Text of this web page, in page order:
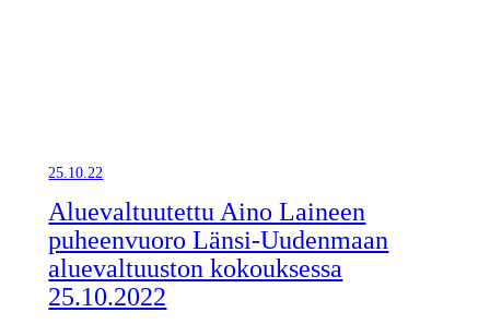
25.10.22
Aluevaltuutettu Aino Laineen
puheenvuoro Länsi-Uudenmaan
aluevaltuuston kokouksessa
25.10.2022